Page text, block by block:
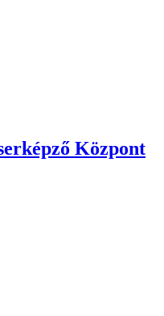
Központ